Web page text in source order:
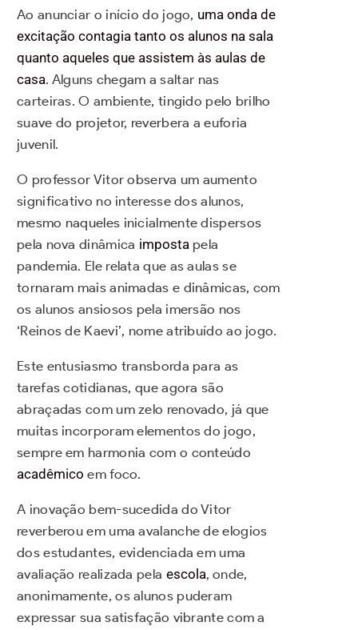
Ao anunciar o início do jogo, uma onda de
excitação contagia tanto os alunos na sala
quanto aqueles que assistem às aulas de
casa. Alguns chegam a saltar nas
carteiras. O ambiente, tingido pelo brilho
suave do projetor, reverbera a euforia
juvenil.
O professor Vitor observa um aumento
significativo no interesse dos alunos,
mesmo naqueles inicialmente dispersos
pela nova dinâmica impostapela
pandemia. Ele relata que as aulas se
tornaram mais animadas e dinâmicas, com
os alunos ansiosos pela imersão nos
‘Reinos de Kaevi’, nome atribuído ao jogo.
Este entusiasmo transborda para as
tarefas cotidianas, que agora são
abraçadas com um zelo renovado, já que
muitas incorporam elementos do jogo,
sempre em harmonia com o conteúdo
acadêmico em foco.
A inovação bem-sucedida do Vitor
reverberou em uma avalanche de elogios
dos estudantes, evidenciada em uma
avaliação realizada pela escola, onde,
anonimamente, os alunos puderam
expressar sua satisfação vibrante com a